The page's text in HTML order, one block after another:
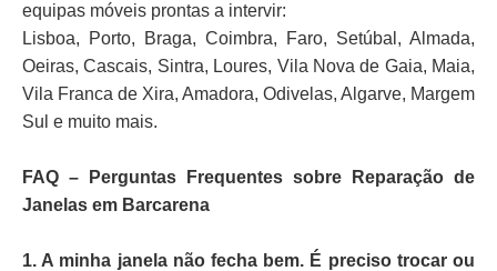
equipas móveis prontas a intervir:
Lisboa, Porto, Braga, Coimbra, Faro, Setúbal, Almada,
Oeiras, Cascais, Sintra, Loures, Vila Nova de Gaia, Maia,
Vila Franca de Xira, Amadora, Odivelas, Algarve, Margem
Sul e muito mais.
FAQ – Perguntas Frequentes sobre Reparação de
Janelas em Barcarena
1. A minha janela não fecha bem. É preciso trocar ou